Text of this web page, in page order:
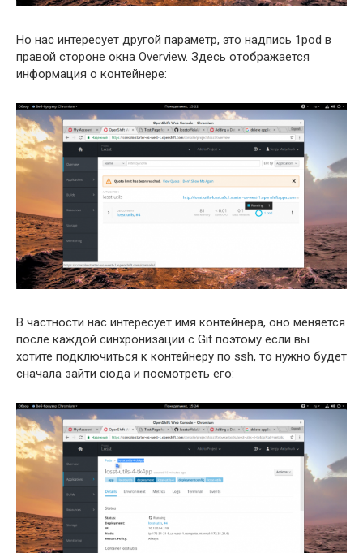
Но нас интересует другой параметр, это надпись 1pod в
правой стороне окна Overview. Здесь отображается
информация о контейнере:
В частности нас интересует имя контейнера, оно меняется
после каждой синхронизации с Git поэтому если вы
хотите подключиться к контейнеру по ssh, то нужно будет
сначала зайти сюда и посмотреть его: